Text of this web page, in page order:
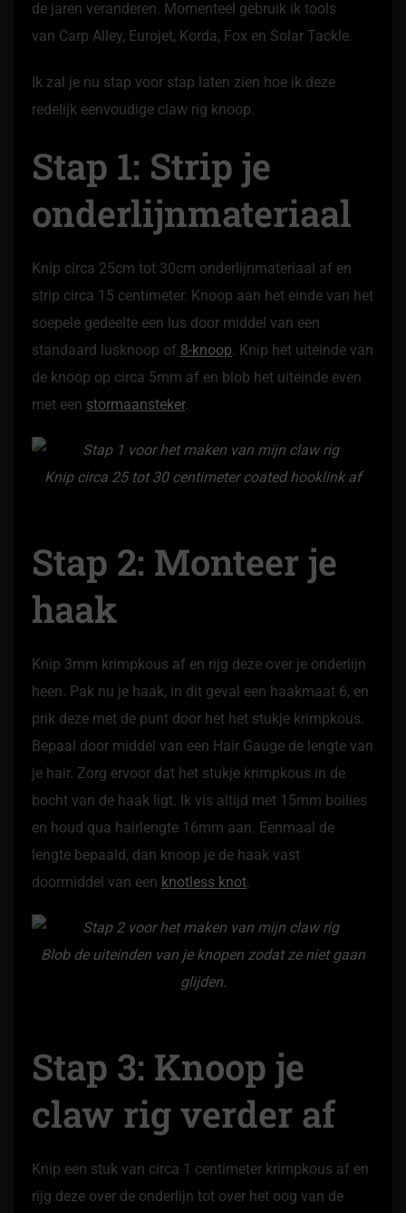
de jaren veranderen. Momenteel gebruik ik tools
van Carp Alley, Eurojet, Korda, Fox en Solar Tackle.
Ik zal je nu stap voor stap laten zien hoe ik deze
redelijk eenvoudige claw rig knoop.
Stap 1: Strip je
onderlijnmateriaal
Knip circa 25cm tot 30cm onderlijnmateriaal af en
strip circa 15 centimeter. Knoop aan het einde van het
soepele gedeelte een lus door middel van een
standaard lusknoop of 8-knoop . Knip het uiteinde van
de knoop op circa 5mm af en blob het uiteinde even
met een stormaansteker.
Knip circa 25 tot 30 centimeter coated hooklink af
Stap 2: Monteer je
haak
Knip 3mm krimpkous af en rijg deze over je onderlijn
heen. Pak nu je haak, in dit geval een haakmaat 6, en
prik deze met de punt door het het stukje krimpkous.
Bepaal door middel van een Hair Gauge de lengte van
je hair. Zorg ervoor dat het stukje krimpkous in de
bocht van de haak ligt. Ik vis altijd met 15mm boilies
en houd qua hairlengte 16mm aan. Eenmaal de
lengte bepaald, dan knoop je de haak vast
doormiddel van een knotless knot
Blob de uiteinden van je knopen zodat ze niet gaan
glijden.
Stap 3: Knoop je
claw rig verder af
Knip een stuk van circa 1 centimeter krimpkous af en
rijg deze over de onderlijn tot over het oog van de